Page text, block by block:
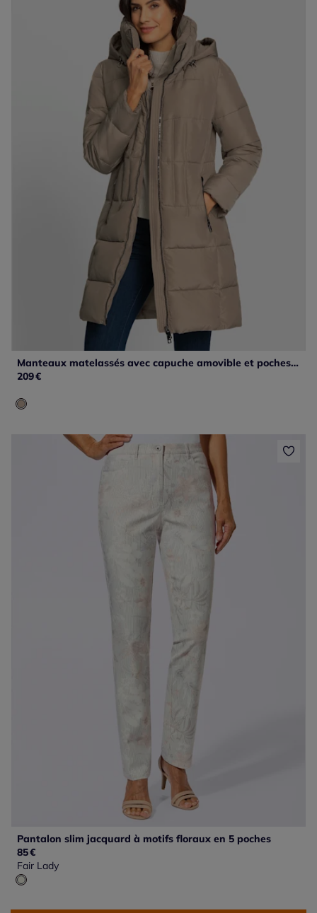
Manteaux matelassés avec capuche amovible et poches zippées
209€
Pantalon slim jacquard à motifs floraux en 5 poches
85€
Fair Lady